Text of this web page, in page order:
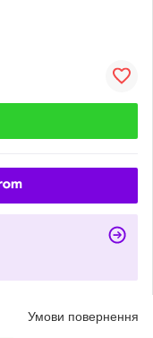
Умови повернення